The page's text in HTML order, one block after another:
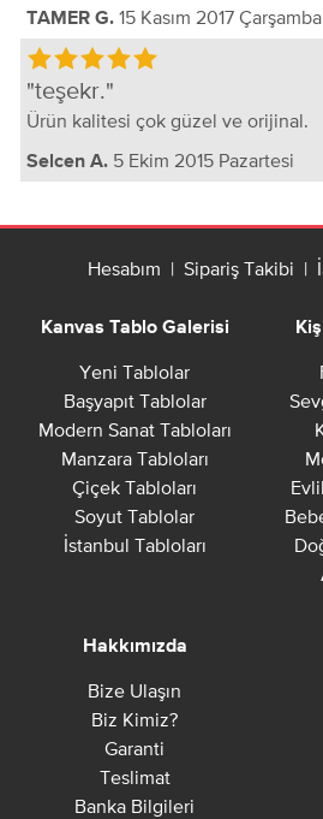
TAMER G. 15 Kasım 2017 Çarşamba
teşekr.
Ürün kalitesi çok güzel ve orijinal.
Selcen A. 5 Ekim 2015 Pazartesi
Hesabım | Sipariş Takibi |
Kanvas Tablo Galerisi
Yeni Tablolar
Başyapıt Tablolar
Modern Sanat Tabloları
Manzara Tabloları
Çiçek Tabloları
Soyut Tablolar
İstanbul Tabloları
Hakkımızda
Bize Ulaşın
Biz Kimiz?
Garanti
Teslimat
Banka Bilgileri